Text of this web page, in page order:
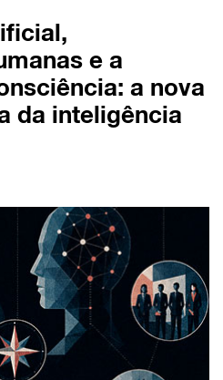
e a
a nova
da inteligência